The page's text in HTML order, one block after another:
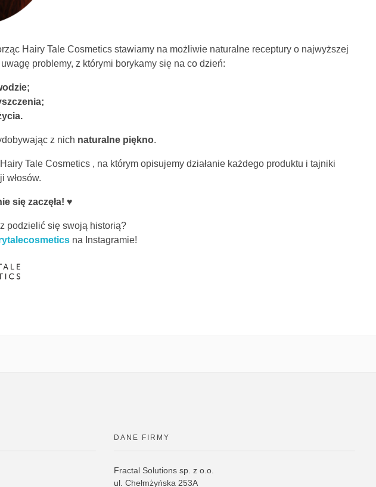
Hairy Tale Cosmetics stawiamy na możliwie naturalne receptury o najwyższej
problemy, z którymi borykamy się na co dzień:
z nich naturalne piękno.
Hairy Tale Cosmetics , na którym opisujemy działanie każdego produktu i tajniki
włosów.
się zaczęła! ♥
podzielić się swoją historią?
na Instagramie!
DANE FIRMY
Fractal Solutions sp. z o.o.
ul. Chełmżyńska 253A